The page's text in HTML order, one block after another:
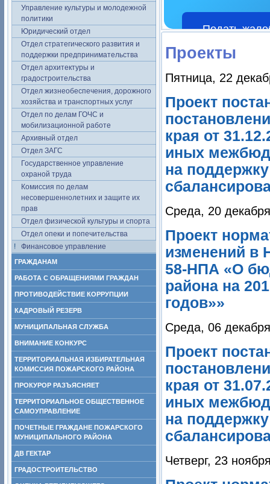
Управление культуры и молодежной
политики
Юридический отдел
Отдел стратегического развития и
поддержки предпринимательства
Отдел архитектуры и
градостроительства
Отдел жизнеобеспечения, дорожного
хозяйства и транспортных услуг
Отдел по делам ГОЧС и
мобилизационной работе
Архивный отдел
Отдел ЗАГС
Государственное управление
охраной труда
Комиссия по делам
несовершеннолетних и защите их
прав
Отдел физической культуры и спорта
Отдел опеки и попечительства
Финансовое управление
ГРАЖДАНАМ
РАБОТА С ОБРАЩЕНИЯМИ ГРАЖДАН
ПРОТИВОДЕЙСТВИЕ КОРРУПЦИИ
КАДРОВЫЙ РЕЗЕРВ
МУНИЦИПАЛЬНАЯ СЛУЖБА
ВНИМАНИЕ КОНКУРС
ТЕРРИТОРИАЛЬНАЯ ИЗБИРАТЕЛЬНАЯ
КОМИССИЯ ПОЖАРСКОГО РАЙОНА
ПРОКУРОР РАЗЪЯСНЯЕТ
ТЕРРИТОРИАЛЬНОЕ ОБЩЕСТВЕННОЕ
САМОУПРАВЛЕНИЕ
ПОЧЕТНЫЕ ГРАЖДАНЕ ПОЖАРСКОГО
МУНИЦИПАЛЬНОГО РАЙОНА
ДВ ГЕКТАР
ГРАДОСТРОИТЕЛЬСТВО
Подать
Проекты
Пятница, 22
Проект
края от
иных
на
Среда, 20
Проект
изменений в
58-НПА «О
района на
годов»»
Среда, 06
Проект
края от
иных
на
Четверг, 23